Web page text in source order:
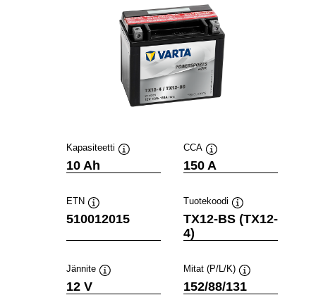
Kapasiteetti
10 Ah
CCA
Työkaluvihje
150 A
ETN
Työkaluvihje
510012015
Tuotekoodi
Työkaluvihje
TX12-BS (TX12-
4)
Jännite
12 V
Mitat (P/L/K)
Työkaluvihje
152/88/131